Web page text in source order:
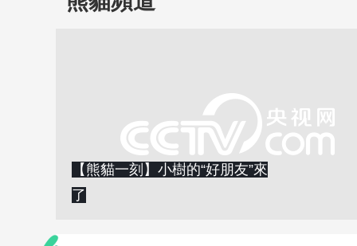
【熊貓一刻】小樹的“好朋友”來
了